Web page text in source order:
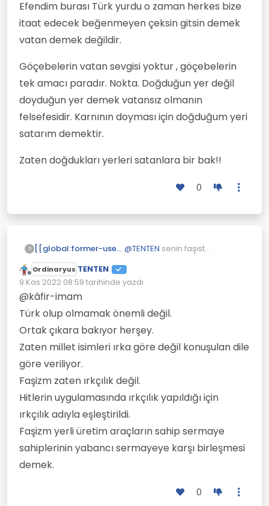
yetiştirildiği veya bakıldığı kurum:
isim Göçebe Türklerin oturduğu
çadır.
isim Öğrencilerin kaldığı, barındığı
yer:
"Öğrencilerin bir bölümü, ilk yılı yurtta
geçirse bile ikinci yıldan başlayarak
eve çıkmayı yeğler." - Ahmet Cemal
isim, mecaz Diyar:
isim, mecaz Bir şeyin ilk veya çok
veya kışın oturdukları yer.
emlak.
Efendim burası Türk yurdu o zaman herkes bize
itaat edecek beğenmeyen çeksin gitsin demek
vatan demek değildir.
Göçebelerin vatan sevgisi yoktur , göçebelerin
tek amacı paradır. Nokta. Doğduğun yer değil
doyduğun yer demek vatansız olmanın
felsefesidir. Karnının doyması için doğduğum yeri
satarım demektir.
Zaten doğdukları yerleri satanlara bir bak!!
0
? [[global:former-user]] @TENTEN senin faşist
beni ilgilendirmez. Türkiye'de
Türk oranı çok az.
Kültür dediğin şeyin ırkla bir
ilgisi yok. Kimse barbarlar gibi
Kimse babarlar gibi
başkasının anadilini kendine
benzetmek zorunda değil.
edecek beğenmeyen çeksin
gitsin demek vatan demek
değildir.
Göçebelerin vatan sevgisi
yoktur , göçebelerin tek amacı
paradır. Nokta. Doğduğun yer
değil doyduğun yer demek
Karnının doyması için
doğduğum yeri satarım
demektir.
Zaten doğdukları yerleri
satanlara bir bak!!
Çevrimdışı
Ordinaryus TENTEN
9 Kas 2022 08:59 tarihinde yazdı
Son düzenleyen:
@kâfir-imam
Türk olup olmamak önemli değil.
Ortak çıkara bakıyor herşey.
Zaten millet isimleri ırka göre değil konuşulan dile
göre veriliyor.
Faşizm zaten ırkçılık değil.
Hitlerin uygulamasında ırkçılık yapıldığı için
ırkçılık adıyla eşleştirildi.
Faşizm yerli üretim araçların sahip sermaye
sahiplerinin yabancı sermayeye karşı birleşmesi
demek.
0